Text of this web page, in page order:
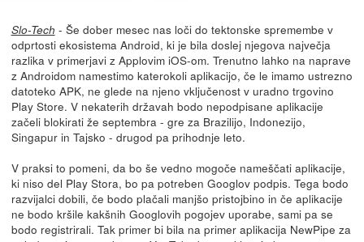
Slo-Tech - Še dober mesec nas loči do tektonske spremembe v
odprtosti ekosistema Android, ki je bila doslej njegova največja
razlika v primerjavi z Applovim iOS-om. Trenutno lahko na naprave
z Androidom namestimo katerokoli aplikacijo, če le imamo ustrezno
datoteko APK, ne glede na njeno vključenost v uradno trgovino
Play Store. V nekaterih državah bodo nepodpisane aplikacije
začeli blokirati že septembra - gre za Brazilijo, Indonezijo,
Singapur in Tajsko - drugod pa prihodnje leto.
V praksi to pomeni, da bo še vedno mogoče nameščati aplikacije,
ki niso del Play Stora, bo pa potreben Googlov podpis. Tega bodo
razvijalci dobili, če bodo plačali manjšo pristojbino in če aplikacije
ne bodo kršile kakšnih Googlovih pogojev uporabe, sami pa se
bodo registrirali. Tak primer bi bila na primer aplikacija NewPipe za